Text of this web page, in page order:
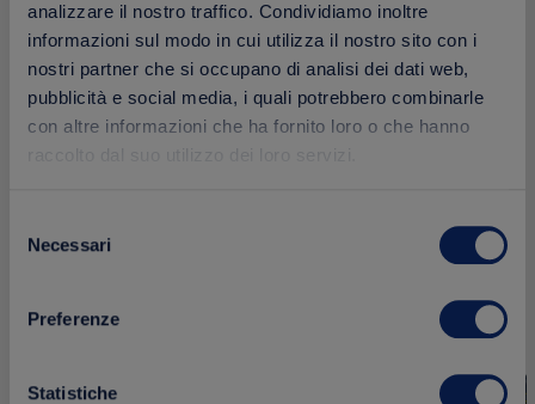
analizzare il nostro traffico. Condividiamo inoltre
informazioni sul modo in cui utilizza il nostro sito con i
nostri partner che si occupano di analisi dei dati web,
pubblicità e social media, i quali potrebbero combinarle
con altre informazioni che ha fornito loro o che hanno
delNecessari
Preferenze
Statistiche